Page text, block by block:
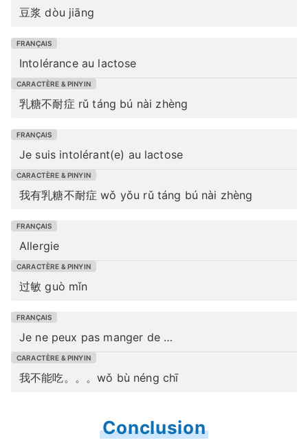
豆浆 dòu jiāng
Intolérance au lactose
乳糖不耐症 rǔ táng bú nài zhèng
Je suis intolérant(e) au lactose
我有乳糖不耐症 wǒ yǒu rǔ táng bú nài zhèng
Allergie
过敏 guò mǐn
Je ne peux pas manger de …
我不能吃。。。wǒ bù néng chī
Conclusion